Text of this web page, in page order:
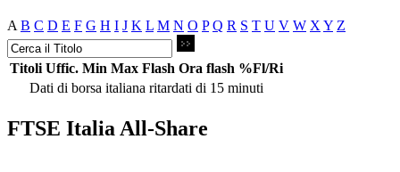
A B C D E F G H I J K L M N O P Q R S T U V W X Y Z
Titoli Uffic. Min Max Flash Ora flash %Fl/Ri
Dati di borsa italiana ritardati di 15 minuti
FTSE Italia All-Share